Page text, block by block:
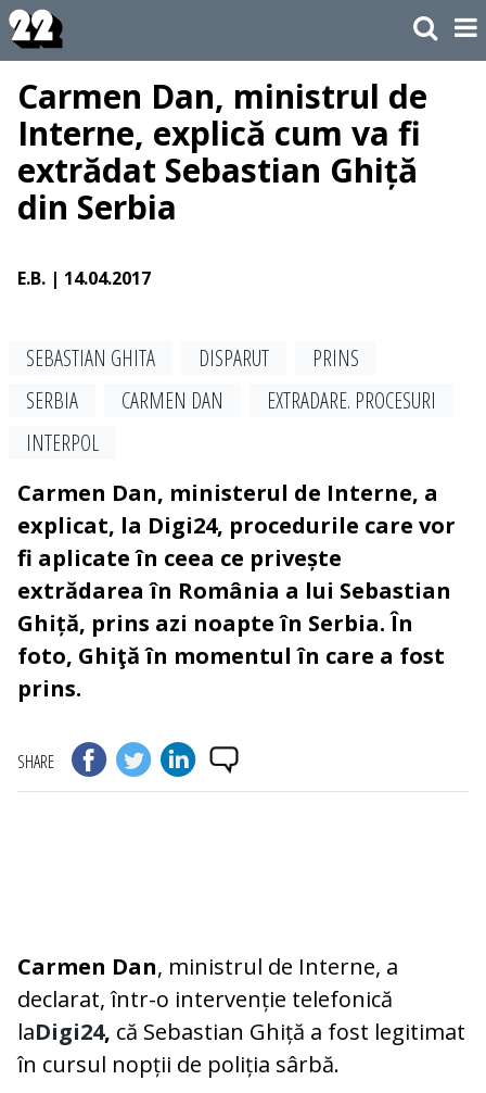
Carmen Dan, ministrul de
Interne, explică cum va fi
extrădat Sebastian Ghiță
din Serbia
E.B. | 14.04.2017
SEBASTIAN GHITA DISPARUT
PRINS
SERBIA
CARMEN DAN
EXTRADARE. PROCESURI
INTERPOL
Carmen Dan, ministerul de Interne, a
explicat, la Digi24, procedurile care vor
fi aplicate în ceea ce privește
extrădarea în România a lui Sebastian
Ghiță, prins azi noapte în Serbia. În
foto, Ghiţă în momentul în care a fost
prins.
SHARE
Carmen Dan, ministrul de Interne, a
declarat, într-o intervenție telefonică
laDigi24, că Sebastian Ghiță a fost legitimat
în cursul nopții de poliția sârbă.